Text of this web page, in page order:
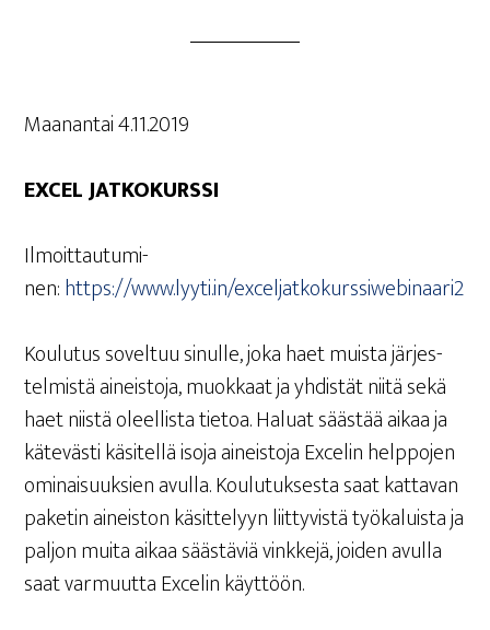
Maa­nan­tai 4.11.2019
EXCEL JAT­KO­KURS­SI
Ilmoit­tau­tu­mi­
nen:https://www.lyyti.in/exceljatkokurssiwebinaari2
Kou­lu­tus sovel­tuu sinul­le, joka haet muis­ta jär­jes­
tel­mis­tä aineis­to­ja, muok­kaat ja yhdis­tät nii­tä sekä
haet niis­tä oleel­lis­ta tie­toa. Haluat sääs­tää aikaa ja
käte­väs­ti käsi­tel­lä iso­ja aineis­to­ja Exce­lin help­po­jen
omi­nai­suuk­sien avul­la. Kou­lu­tuk­ses­ta saat kat­ta­van
pake­tin aineis­ton käsit­te­lyyn liit­ty­vis­tä työ­ka­luis­ta ja
pal­jon mui­ta aikaa sääs­tä­viä vink­ke­jä, joi­den avul­la
saat var­muut­ta Exce­lin käyttöön.